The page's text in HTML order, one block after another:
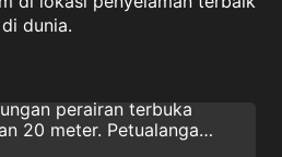
di dunia.
Freediver
perairan terbuka
20 meter. Petualangan